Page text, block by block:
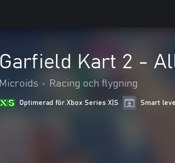
Garfield Kart 2 -
Microids • Racing och flygning
Optimerad för Xbox Series X|S Smart